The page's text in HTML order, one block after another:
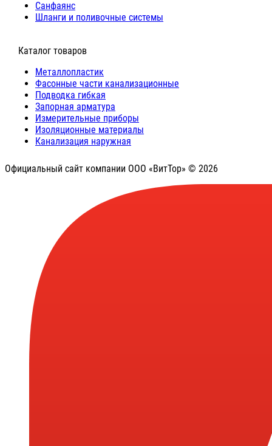
Санфаянс
Шланги и поливочные системы
⠀Каталог товаров
Металлопластик
Фасонные части канализационные
Подводка гибкая
Запорная арматура
Измерительные приборы
Изоляционные материалы
Канализация наружная
Официальный сайт компании ООО «ВитТор» © 2026